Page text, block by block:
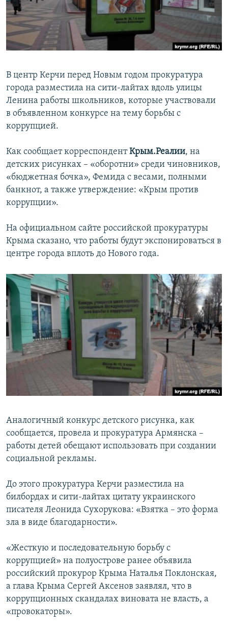
ПОБЕДИТЕЛЕЙ НЕ СУДЯТ?
КРЫМ.НЕПОКОРЕННЫЙ
ELIFBE
ПРИСОЕДИНЯЙТЕСЬ!
Все сайты RFE/RL
В центр Керчи перед Новым годом прокуратура
города разместила на сити-лайтах вдоль улицы
Ленина работы школьников, которые участвовали
в объявленном конкурсе на тему борьбы с
коррупцией.
Как сообщает корреспондентКрым.Реалии, на
детских рисунках – «оборотни» среди чиновников,
«бюджетная бочка», Фемида с весами, полными
банкнот, а также утверждение: «Крым против
коррупции».
На официальном сайте российской прокуратуры
Крыма сказано, что работы будут экспонироваться в
центре города вплоть до Нового года.
Аналогичный конкурс детского рисунка, как
сообщается, провела и прокуратура Армянска –
работы детей обещают использовать при создании
социальной рекламы.
До этого прокуратура Керчи разместила на
билбордах и сити-лайтах цитату украинского
писателя Леонида Сухорукова: «Взятка – это форма
зла в виде благодарности».
«Жесткую и последовательную борьбу с
коррупцией» на полуострове ранее объявила
российский прокурор Крыма Наталья Поклонская,
а глава Крыма Сергей Аксенов заявлял, что в
коррупционных скандалах виновата не власть, а
«провокаторы».